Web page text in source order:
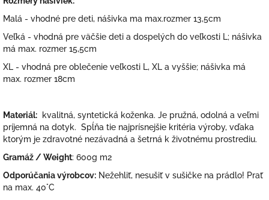
Malá - vhodné pre deti, nášivka ma max.rozmer 13,5cm
Veľká - vhodná pre väčšie deti a dospelých do veľkosti L; nášivka
má max. rozmer 15,5cm
XL - vhodná pre oblečenie veľkosti L, XL a vyššie; nášivka má
max. rozmer 18cm
Materiál: kvalitná, syntetická koženka. Je pružná, odolná a veľmi
príjemná na dotyk. Spĺňa tie najprísnejšie kritéria výroby, vďaka
ktorým je zdravotné nezávadná a šetrná k životnému prostrediu.
Gramáž / Weight: 600g m2
Odporúčania výrobcov: Nežehliť, nesušiť v sušičke na prádlo! Prať
na max. 40°C